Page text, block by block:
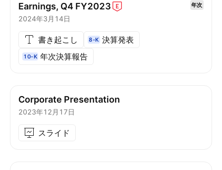
Earnings, Q4 FY2023 年次
2024年3月14日
書き起こし 8-K 決算発表
10-K 年次決算報告
Corporate Presentation
2023年12月17日
スライド